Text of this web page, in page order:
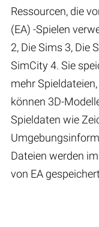
Ressourcen, die
(EA) -Spielen
2, Die Sims 3, Die
SimCity 4. Sie
mehr
können 3D-
Spieldaten wie
Dateien werden
von EA